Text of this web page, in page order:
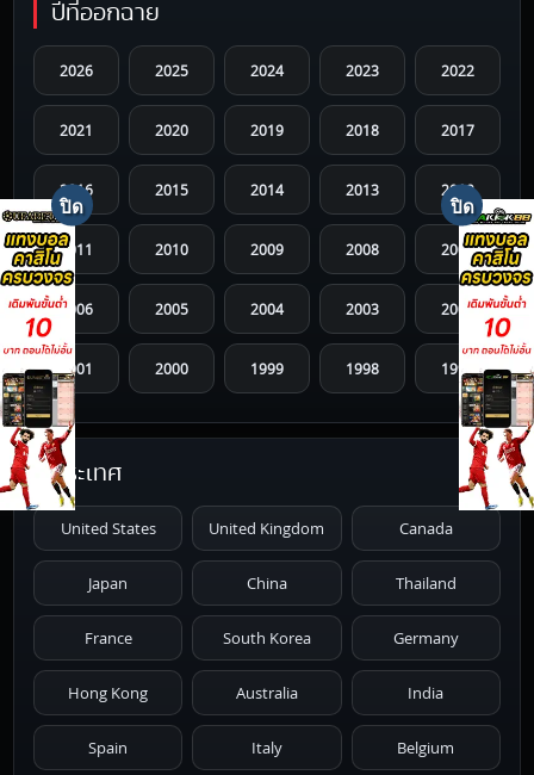
ปีที่ออกฉาย
2026 2025 2024 2023 2022
2021 2020 2019 2018 2017
2016 2015 2014 2013 2012
2011 2010 2009 2008 2007
2006 2005 2004 2003 2002
2001 2000 1999 1998 1997
1996 1995 1994 1993 1992
1991 1987
1986 1985 1984 1983 1982
1981 1980 1979 1978 1977
1976 1975 1974 1973 1972
1971 1970 1969 1968 1967
ประเทศ
United States United Kingdom Canada
Japan China Thailand
France South Korea Germany
Hong Kong Australia India
Spain Italy Belgium